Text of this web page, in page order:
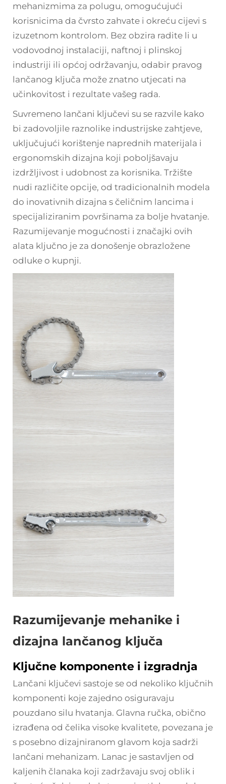
mehanizmima za polugu, omogućujući
korisnicima da čvrsto zahvate i okreću cijevi s
izuzetnom kontrolom. Bez obzira radite li u
vodovodnoj instalaciji, naftnoj i plinskoj
industriji ili općoj održavanju, odabir pravog
lančanog ključa može znatno utjecati na
učinkovitost i rezultate vašeg rada.
Suvremeno lančani ključevi su se razvile kako
bi zadovoljile raznolike industrijske zahtjeve,
uključujući korištenje naprednih materijala i
ergonomskih dizajna koji poboljšavaju
izdržljivost i udobnost za korisnika. Tržište
nudi različite opcije, od tradicionalnih modela
do inovativnih dizajna s čeličnim lancima i
specijaliziranim površinama za bolje hvatanje.
Razumijevanje mogućnosti i značajki ovih
alata ključno je za donošenje obrazložene
odluke o kupnji.
Razumijevanje mehanike i
dizajna lančanog ključa
Ključne komponente i izgradnja
Lančani ključevi sastoje se od nekoliko ključnih
komponenti koje zajedno osiguravaju
pouzdano silu hvatanja. Glavna ručka, obično
izrađena od čelika visoke kvalitete, povezana je
s posebno dizajniranom glavom koja sadrži
lančani mehanizam. Lanac je sastavljen od
kaljenih članaka koji zadržavaju svoj oblik i